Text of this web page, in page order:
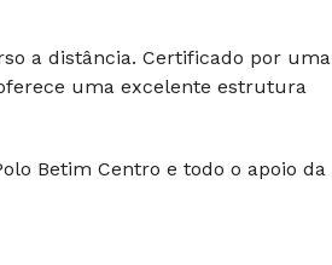
a distância. Certificado por uma
uma excelente estrutura
Betim Centro e todo o apoio da